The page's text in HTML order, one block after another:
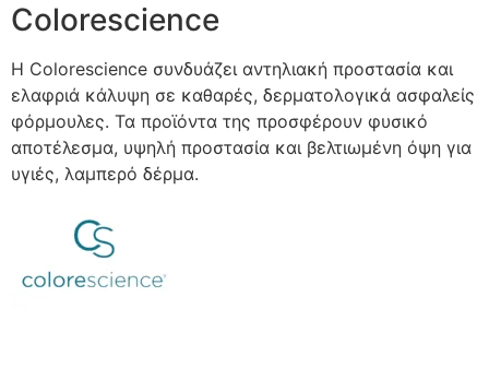
Colorescience
Η Colorescience συνδυάζει αντηλιακή προστασία και
ελαφριά κάλυψη σε καθαρές, δερματολογικά ασφαλείς
φόρμουλες. Τα προϊόντα της προσφέρουν φυσικό
αποτέλεσμα, υψηλή προστασία και βελτιωμένη όψη για
υγιές, λαμπερό δέρμα.